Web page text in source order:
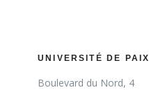
UNIVERSITÉ DE PAIX
Boulevard du Nord, 4